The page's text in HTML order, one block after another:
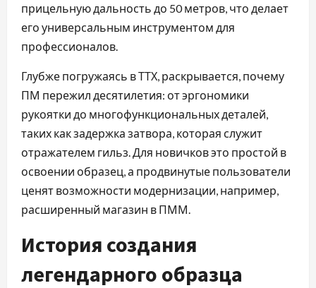
прицельную дальность до 50 метров, что делает
его универсальным инструментом для
профессионалов.
Глубже погружаясь в ТТХ, раскрывается, почему
ПМ пережил десятилетия: от эргономики
рукоятки до многофункциональных деталей,
таких как задержка затвора, которая служит
отражателем гильз. Для новичков это простой в
освоении образец, а продвинутые пользователи
ценят возможности модернизации, например,
расширенный магазин в ПММ.
История создания
легендарного образца